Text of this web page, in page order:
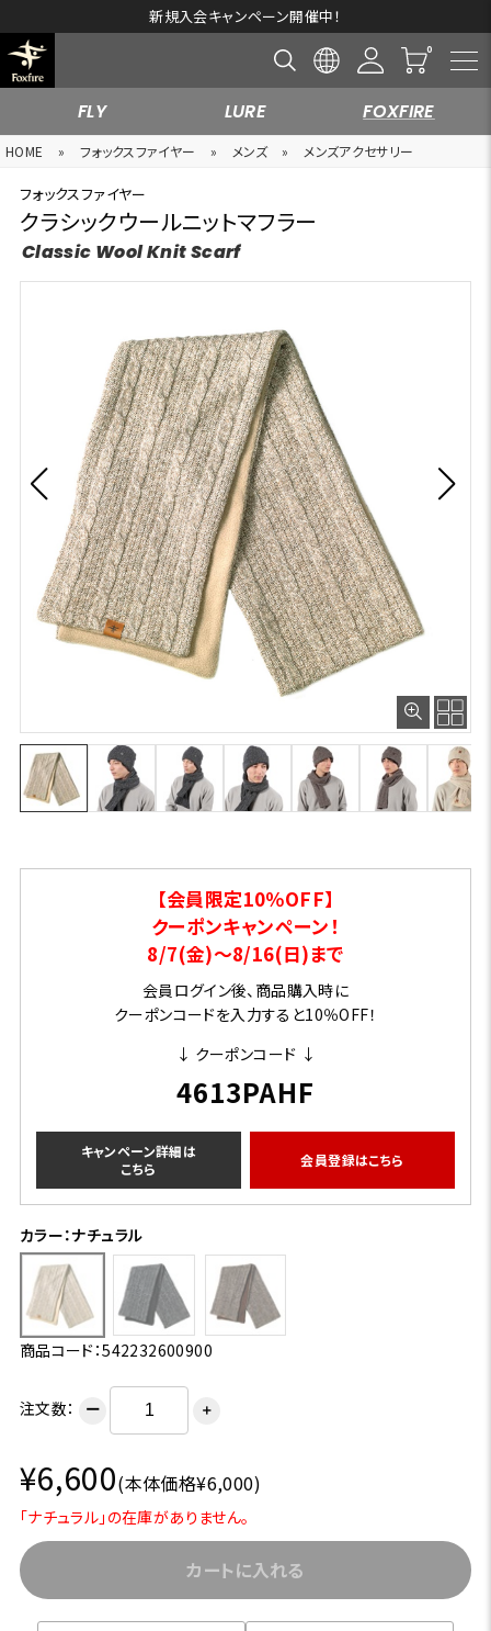
新規入会キャンペーン開催中！
FLY LURE FOXFIRE
HOME » フォックスファイヤー » メンズ » メンズアクセサリー
フォックスファイヤー
クラシックウールニットマフラー
Classic Wool Knit Scarf
【会員限定10％OFF】
クーポンキャンペーン！
8/7(金)～8/16(日)まで
会員ログイン後、商品購入時に
クーポンコードを入力すると10％OFF！
↓ クーポンコード ↓
4613PAHF
キャンペーン詳細は
こちら
会員登録はこちら
カラー：ナチュラル
商品コード：542232600900
注文数： ー ＋
¥6,600(本体価格¥6,000)
「ナチュラル」の在庫がありません。
カートに入れる